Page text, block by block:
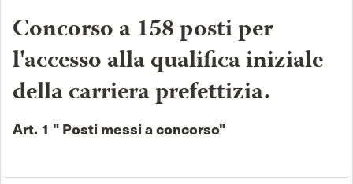
Concorso a 158 posti per
l'accesso alla qualifica iniziale
della carriera prefettizia.
Art. 1 " Posti messi a concorso"